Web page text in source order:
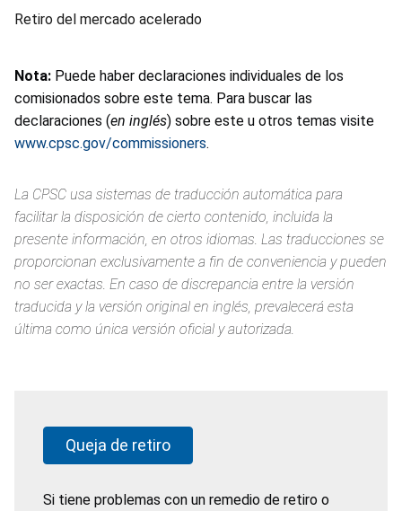
Retiro del mercado acelerado
Nota: Puede haber declaraciones individuales de los
comisionados sobre este tema. Para buscar las
declaraciones (en inglés) sobre este u otros temas visite
www.cpsc.gov/commissioners.
La CPSC usa sistemas de traducción automática para
facilitar la disposición de cierto contenido, incluida la
presente información, en otros idiomas. Las traducciones se
proporcionan exclusivamente a fin de conveniencia y pueden
no ser exactas. En caso de discrepancia entre la versión
traducida y la versión original en inglés, prevalecerá esta
última como única versión oficial y autorizada.
Queja de retiro
Si tiene problemas con un remedio de retiro o